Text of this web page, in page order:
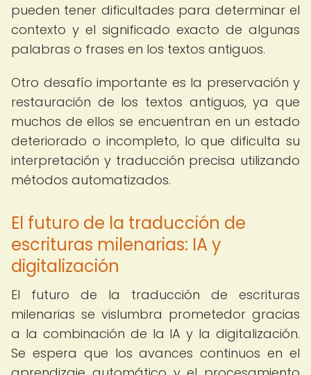
pueden tener dificultades para determinar el
contexto y el significado exacto de algunas
palabras o frases en los textos antiguos.
Otro desafío importante es la preservación y
restauración de los textos antiguos, ya que
muchos de ellos se encuentran en un estado
deteriorado o incompleto, lo que dificulta su
interpretación y traducción precisa utilizando
métodos automatizados.
El futuro de la traducción de
escrituras milenarias: IA y
digitalización
El futuro de la traducción de escrituras
milenarias se vislumbra prometedor gracias
a la combinación de la IA y la digitalización.
Se espera que los avances continuos en el